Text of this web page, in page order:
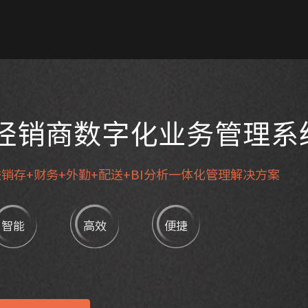
销商数字化业务管理系
存+财务+外勤+配送+BI分析一体化管理解决方案
智能 高效 便捷